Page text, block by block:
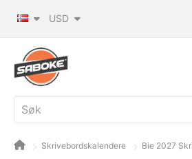
USD
Skrivebordskalendere Bie 2027